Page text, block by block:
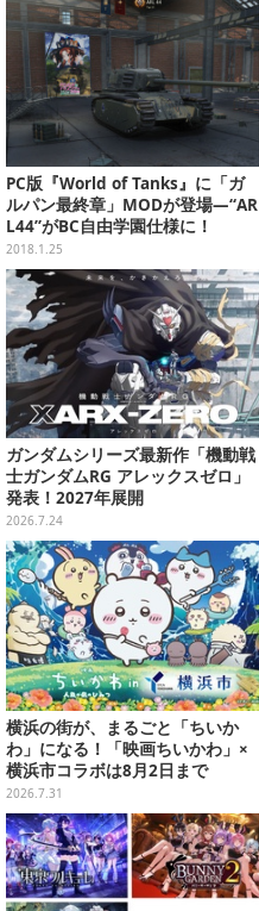
PC版『World of Tanks』に「ガ
ルパン最終章」MODが登場―“AR
L44”がBC自由学園仕様に！
2018.1.25
ガンダムシリーズ最新作「機動戦
士ガンダムRG アレックスゼロ」
発表！2027年展開
2026.7.24
横浜の街が、まるごと「ちいか
わ」になる！「映画ちいかわ」×
横浜市コラボは8月2日まで
2026.7.31